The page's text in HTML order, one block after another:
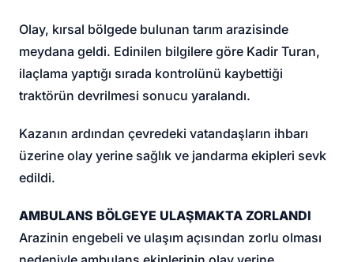
Olay, kırsal bölgede bulunan tarım arazisinde
meydana geldi. Edinilen bilgilere göre Kadir Turan,
ilaçlama yaptığı sırada kontrolünü kaybettiği
traktörün devrilmesi sonucu yaralandı.
Kazanın ardından çevredeki vatandaşların ihbarı
üzerine olay yerine sağlık ve jandarma ekipleri sevk
edildi.
AMBULANS BÖLGEYE ULAŞMAKTA ZORLANDI
Arazinin engebeli ve ulaşım açısından zorlu olması